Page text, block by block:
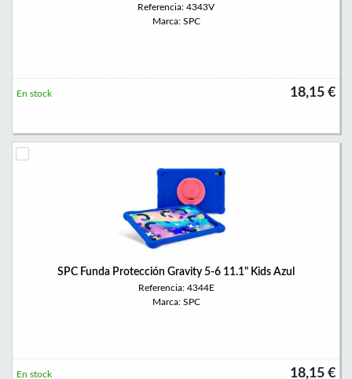
Referencia: 4343V
Marca: SPC
18,15 €
En stock
SPC Funda Protección Gravity 5-6 11.1" Kids Azul
Referencia: 4344E
Marca: SPC
18,15 €
En stock